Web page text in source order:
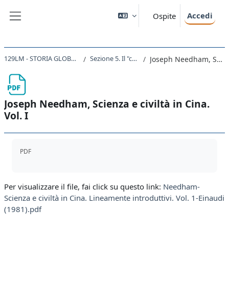
Ospite Accedi
129LM - STORIA GLOBALE - STORIA MODERNA 2020 Sezione 5. Il "caso" Joseph Needham Joseph Needham, Scienza e civiltà in Cina. Vol. I
Joseph Needham, Scienza e civiltà in Cina.
Vol. I
PDF
Per visualizzare il file, fai click su questo link: Needham-
Scienza e civiltà in Cina. Lineamente introduttivi. Vol. 1-Einaudi
(1981).pdf